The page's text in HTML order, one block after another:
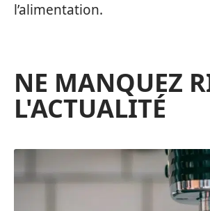
l’alimentation.
NE MANQUEZ
L'ACTUALITÉ